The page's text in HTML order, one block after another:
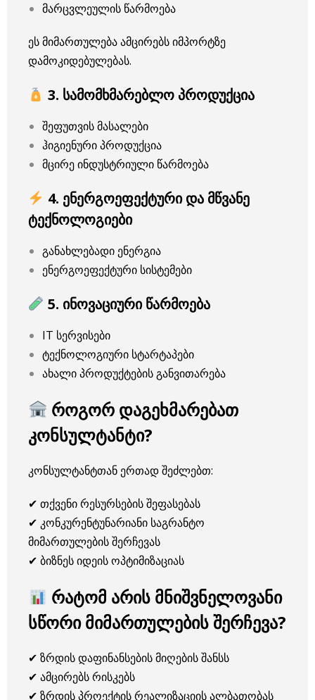
მარცვლეულის წარმოება
ეს მიმართულება ამცირებს იმპორტზე
დამოკიდებულებას.
3. სამომხმარებლო პროდუქცია
შეფუთვის მასალები
ჰიგიენური პროდუქცია
მცირე ინდუსტრიული წარმოება
4. ენერგოეფექტური და მწვანე
ტექნოლოგიები
განახლებადი ენერგია
ენერგოეფექტური სისტემები
5. ინოვაციური წარმოება
IT სერვისები
ტექნოლოგიური სტარტაპები
ახალი პროდუქტების განვითარება
როგორ დაგეხმარებათ
კონსულტანტი?
კონსულტანტთან ერთად შეძლებთ:
✔ თქვენი რესურსების შეფასებას
✔ კონკურენტუნარიანი საგრანტო
მიმართულების შერჩევას
✔ ბიზნეს იდეის ოპტიმიზაციას
რატომ არის მნიშვნელოვანი
სწორი მიმართულების შერჩევა?
✔ ზრდის დაფინანსების მიღების შანსს
✔ ამცირებს რისკებს
✔ ზრდის პროექტის რეალიზაციის ალბათობას